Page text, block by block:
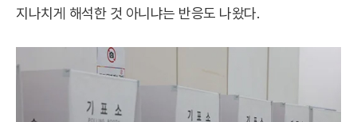
지나치게 해석한 것 아니냐는 반응도 나왔다.